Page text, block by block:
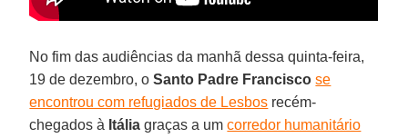
No fim das audiências da manhã dessa quinta-feira,
19 de dezembro, oSanto Padre Francisco se
encontrou com refugiados de Lesbos recém-
chegados à Itália graças a umcorredor humanitário